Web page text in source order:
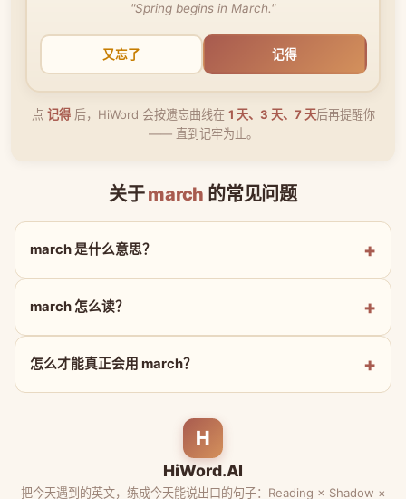
"Spring begins in March."
又忘了 记得
点 记得后，HiWord 会按遗忘曲线在 1 天、3 天、7 天后再提醒你
—— 直到记牢为止。
关于march 的常见问题
march 是什么意思？
march 怎么读？
怎么才能真正会用 march？
H
HiWord.AI
把今天遇到的英文，练成今天能说出口的句子：Reading × Shadow ×